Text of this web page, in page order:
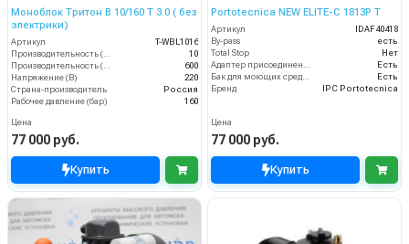
Моноблок Тритон B 10/160 T 3.0 ( без
электрики)
Артикул
T-WBL1016
10
600
Напряжение (В)
220
Страна-производитель
Россия
Рабочее давление (бар)
160
Цена
77 000 руб.
Купить
Portotecnica NEW ELITE-C 1813P T
Артикул
IDAF40418
By-pass
есть
Total Stop
Нет
Есть
Есть
Бренд
IPC Portotecnica
Цена
77 000 руб.
Купить